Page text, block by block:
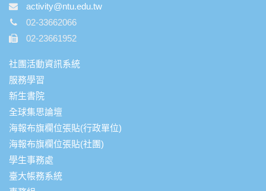
activity@ntu.edu.tw
02-33662066
02-23661952
社團活動資訊系統
服務學習
新生書院
全球集思論壇
海報布旗欄位張貼(行政單位)
海報布旗欄位張貼(社團)
學生事務處
臺大帳務系統